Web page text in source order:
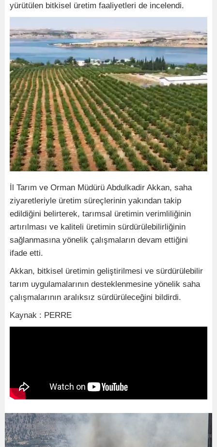
yürütülen bitkisel üretim faaliyetleri de incelendi.
İl Tarım ve Orman Müdürü Abdulkadir Akkan, saha
ziyaretleriyle üretim süreçlerinin yakından takip
edildiğini belirterek, tarımsal üretimin verimliliğinin
artırılması ve kaliteli üretimin sürdürülebilirliğinin
sağlanmasına yönelik çalışmaların devam ettiğini
ifade etti.
Akkan, bitkisel üretimin geliştirilmesi ve sürdürülebilir
tarım uygulamalarının desteklenmesine yönelik saha
çalışmalarının aralıksız sürdürüleceğini bildirdi.
Kaynak : PERRE